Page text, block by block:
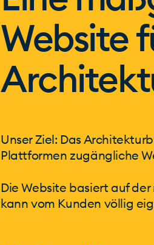
Website
Unser Ziel: Das
Plattformen zugängliche
Die Website basiert auf
kann vom Kunden völlig